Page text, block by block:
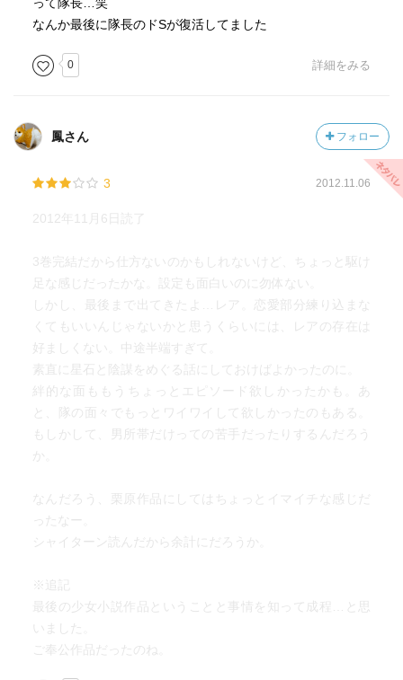
なんか最後に隊長のドSが復活してました
0 詳細をみる
鳳さん フォロー
3 2012.11.06
2012年11月6日読了
3巻完結だから仕方ないのかもしれないけど、ちょっと駆け
足な感じだったかな。設定も面白いのに勿体ない。
しかし、最後まで出てきたよ…レア。恋愛部分練り込まな
くてもいいんじゃないかと思うくらいには、レアの存在は
好ましくない。中途半端すぎて。
素直に星石と陰謀をめぐる話にしておけばよかったのに。
絆的な面ももうちょっとエピソード欲しかったかも。あ
と、隊の面々でもっとワイワイして欲しかったのもある。
もしかして、男所帯だけっての苦手だったりするんだろう
か。
なんだろう、栗原作品にしてはちょっとイマイチな感じだ
ったなー。
シャイターン読んだから余計にだろうか。
※追記
最後の少女小説作品ということと事情を知って成程…と思
いました。
ご奉公作品だったのね。